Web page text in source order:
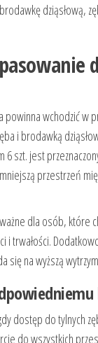
dziąsłową,
wchodzić w
i brodawką
szt. jest
przestrzeń
dla osób, które
trwałości.
na wyższą
dostęp do tylnych
do wszystkich